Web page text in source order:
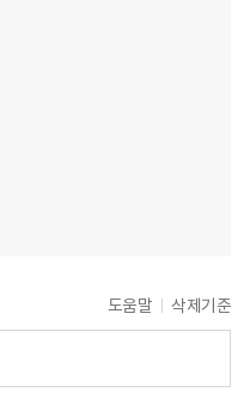
도움말 삭제기준